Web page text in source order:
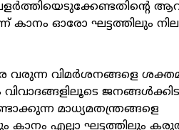
കാനം ഓരോ ഘട്ടത്തിലും
വരുന്ന വിമര്‍ശനങ്ങളെ
വിവാദങ്ങളിലൂടെ
മാധ്യമതന്ത്രങ്ങളെ
കാനം എല്ലാ ഘട്ടത്തിലും